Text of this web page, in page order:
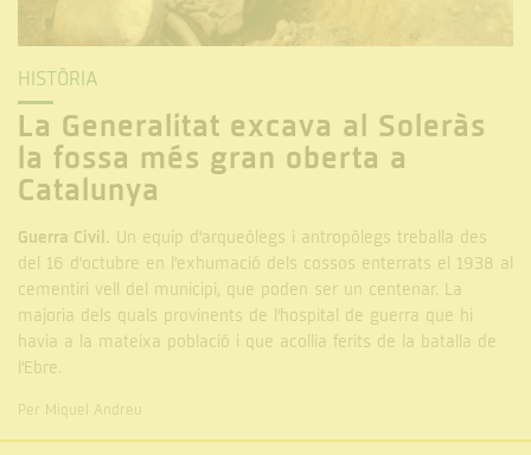
HISTÒRIA
La Generalitat excava al Soleràs
la fossa més gran oberta a
Catalunya
Guerra Civil. Un equip d'arqueòlegs i antropòlegs treballa des
del 16 d'octubre en l'exhumació dels cossos enterrats el 1938 al
cementiri vell del municipi, que poden ser un centenar. La
majoria dels quals provinents de l'hospital de guerra que hi
havia a la mateixa població i que acollia ferits de la batalla de
l'Ebre.
Per Miquel Andreu